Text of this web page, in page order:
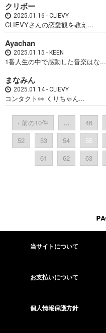
クリボー
2025.01.16 CLIEVY
CLIEVYさんの恋愛観を教え...
Ayachan
2025.01.15 KEEN
1番人生の中で感動した音楽はな...
まなみん
2025.01.14 CLIEVY
コンタクト👀 くりちゃん...
‹ 前の10件 ... 46
52
53 54 55
61
62 63
当サイトについて
お支払いについて
個人情報保護方針